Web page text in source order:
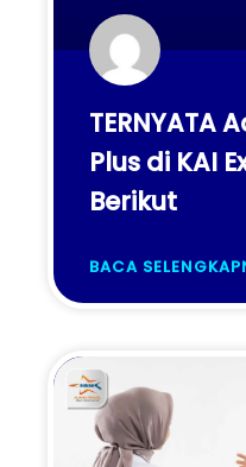
TERNYATA
Plus di KAI
Berikut
BACA